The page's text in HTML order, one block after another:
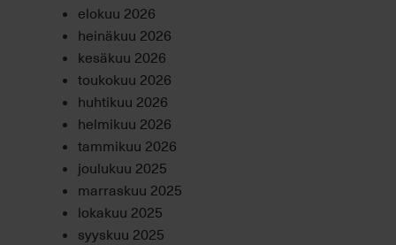
elokuu 2026
heinäkuu 2026
kesäkuu 2026
toukokuu 2026
huhtikuu 2026
helmikuu 2026
tammikuu 2026
joulukuu 2025
marraskuu 2025
lokakuu 2025
syyskuu 2025